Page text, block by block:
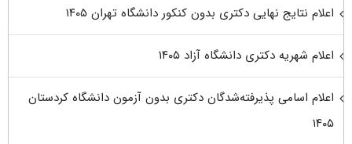
اعلام نتایج نهایی دکتری بدون کنکور دانشگاه تهران ۱۴۰۵
اعلام شهریه دکتری دانشگاه آزاد ۱۴۰۵
اعلام اسامی پذیرفته‌شدگان دکتری بدون آزمون دانشگاه کردستان
۱۴۰۵